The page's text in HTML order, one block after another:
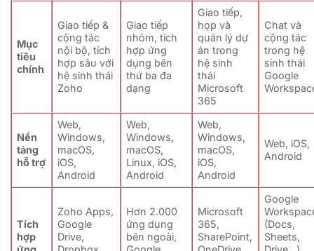
Mục
tiêu
chính
Giao tiếp &
cộng tác
nội bộ, tích
hợp sâu với
hệ sinh thái
Zoho
Giao tiếp
nhóm, tích
hợp ứng
dụng bên
thứ ba đa
dạng
Giao tiếp,
họp và
quản lý dự
án trong
hệ sinh
thái
Microsoft
365
Chat và
cộng tác
trong hệ
sinh thái
Google
Nền
tảng
hỗ trợ
Web,
Windows,
macOS,
iOS,
Android
Web,
Windows,
macOS,
Linux, iOS,
Android
Web,
Windows,
macOS,
iOS,
Android
Web, iOS,
Android
Tích
hợp
Zoho Apps,
Google
Drive,
Hơn 2.000
ứng dụng
bên ngoài,
Microsoft
365,
SharePoint,
Google
(Docs,
Sheets,